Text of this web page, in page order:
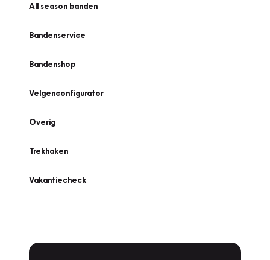
All season banden
Bandenservice
Bandenshop
Velgenconfigurator
Overig
Trekhaken
Vakantiecheck